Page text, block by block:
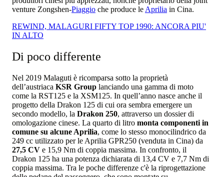
venture Zongshen-Piaggio che produce le Aprilia in Cina.
REWIND, MALAGURI FIFTY TOP 1990: ANCORA PIU'
IN ALTO
Di poco differente
Nel 2019 Malaguti è ricomparsa sotto la proprietà
dell’austriaca KSR Group lanciando una gamma di moto
come la RST125 e la XSM125. In quell’anno nasce anche il
progetto della Drakon 125 di cui ora sembra emergere un
secondo modello, la Drakon 250, attraverso un dossier di
omologazione cinese. La quarto di litro monta componenti in
comune su alcune Aprilia, come lo stesso monocilindrico da
249 cc utilizzato per le Aprilia GPR250 (venduta in Cina) da
27,5 CV e 15,9 Nm di coppia massima. In confronto, il
Drakon 125 ha una potenza dichiarata di 13,4 CV e 7,7 Nm di
coppia massima. Tra le poche differenze c'è la riprogettazione